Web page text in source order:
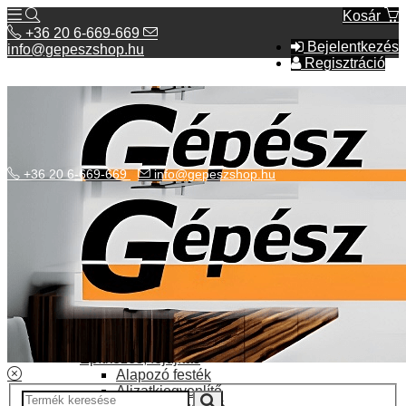
Kosár
Bejelentkezés
Regisztráció
+36 20 6-669-669
info@gepeszshop.hu
Kategóriák menü
Bolhapiac
Elektromos fűtés
Építkezés, fejújítás
Alapozó festék
Aljzatkiegyenlítő
+36 20 6-669-669 info@gepeszshop.hu